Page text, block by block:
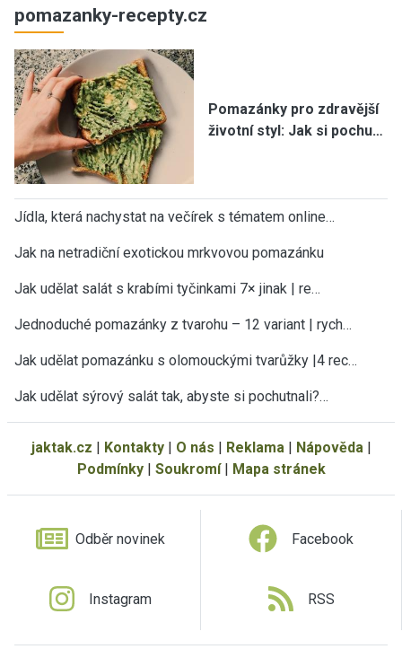
pomazanky-recepty.cz
Pomazánky pro zdravější
životní styl: Jak si pochu…
Jídla, která nachystat na večírek s tématem online…
Jak na netradiční exotickou mrkvovou pomazánku
Jak udělat salát s krabími tyčinkami 7× jinak | re…
Jednoduché pomazánky z tvarohu – 12 variant | rych…
Jak udělat pomazánku s olomouckými tvarůžky |4 rec…
Jak udělat sýrový salát tak, abyste si pochutnali?…
jaktak.cz | Kontakty| O nás | Reklama | Nápověda |
Podmínky| Soukromí| Mapa stránek
Odběr novinek Facebook
Instagram RSS